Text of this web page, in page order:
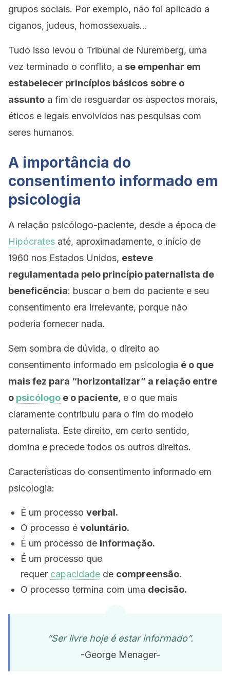
grupos sociais. Por exemplo, não foi aplicado a
ciganos, judeus, homossexuais…
Tudo isso levou o Tribunal de Nuremberg, uma
vez terminado o conflito, a se empenhar em
estabelecer princípios básicos sobre o
assunto a fim de resguardar os aspectos morais,
éticos e legais envolvidos nas pesquisas com
seres humanos.
A importância do
consentimento informado em
psicologia
A relação psicólogo-paciente, desde a época de
Hipócrates até, aproximadamente, o início de
1960 nos Estados Unidos, esteve
regulamentada pelo princípio paternalista de
beneficência: buscar o bem do paciente e seu
consentimento era irrelevante, porque não
poderia fornecer nada.
Sem sombra de dúvida, o direito ao
consentimento informado em psicologia é o que
mais fez para “horizontalizar” a relação entre
o psicólogo e o paciente, e o que mais
claramente contribuiu para o fim do modelo
paternalista. Este direito, em certo sentido,
domina e precede todos os outros direitos.
Características do consentimento informado em
psicologia:
É um processo verbal.
O processo é voluntário.
É um processo de informação.
É um processo que
requer capacidade de compreensão.
O processo termina com uma decisão.
“Ser livre hoje é estarinformado”.
-George Menager-